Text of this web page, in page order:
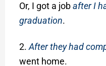
Or, I got a jobafter I
graduation.
2.After they had
went home.